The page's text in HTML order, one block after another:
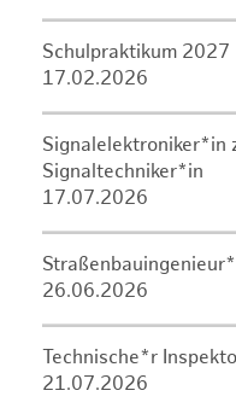
Schulpraktikum 2027
17.02.2026
Signalelektroniker*in
Signaltechniker*in
17.07.2026
26.06.2026
Technische*r
21.07.2026